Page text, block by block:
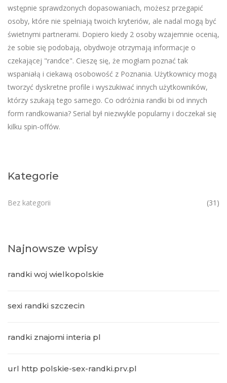
wstępnie sprawdzonych dopasowaniach, możesz przegapić
osoby, które nie spełniają twoich kryteriów, ale nadal mogą być
świetnymi partnerami. Dopiero kiedy 2 osoby wzajemnie ocenią,
że sobie się podobają, obydwoje otrzymają informacje o
czekającej "randce". Cieszę się, że mogłam poznać tak
wspaniałą i ciekawą osobowość z Poznania. Użytkownicy mogą
tworzyć dyskretne profile i wyszukiwać innych użytkowników,
którzy szukają tego samego. Co odróżnia randki bi od innych
form randkowania? Serial był niezwykle popularny i doczekał się
kilku spin-offów.
Kategorie
Bez kategorii (31)
Najnowsze wpisy
randki woj wielkopolskie
sexi randki szczecin
randki znajomi interia pl
url http polskie-sex-randki.prv.pl